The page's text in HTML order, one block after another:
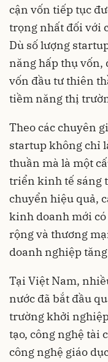
cận vốn tiếp tục
trọng nhất đối với
Dù số lượng
năng hấp thụ vốn,
vốn đầu tư thiên
tiềm năng thị
Theo các chuyên
startup không chỉ
thuần mà là một
triển kinh tế sáng
chuyển hiệu quả,
kinh doanh mới
rộng và thương
doanh nghiệp
Tại Việt Nam,
nước đã bắt đầu
trường khởi
tạo, công nghệ tài
công nghệ giáo